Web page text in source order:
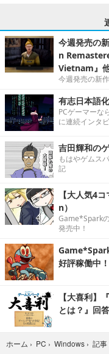
今週発売の
n
Vietnam』
今週発売の新
有志日本語
PCゲーマーな
に連続インタビ
吉田輝和の
もはやゲムス
記
【大人気4
n）
Game*Spark
発売中！
好評稼働中！
【大喜利】
とは？』回
ホーム › PC › Windows › 記事